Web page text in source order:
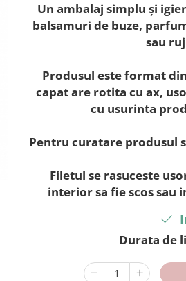
Un ambalaj simplu și
balsamuri de buze,
sau
Produsul este format
capat are rotita cu ax,
cu usurinta
Pentru curatare produsul
Filetul se rasuceste
interior sa fie scos sau
Durata de